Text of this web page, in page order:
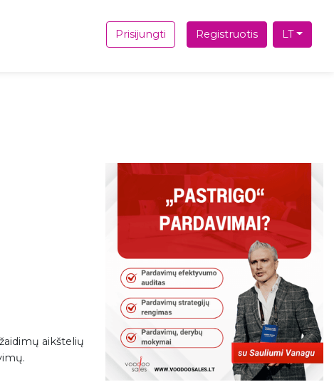
Prisijungti Registruotis LT
aikštelių